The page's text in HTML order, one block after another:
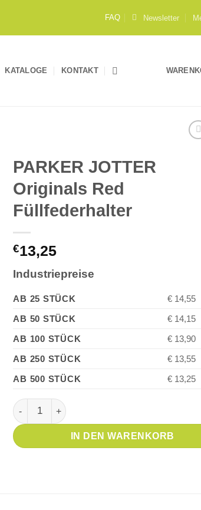
FAQ Newsletter
KATALOGE KONTAKT
PARKER JOTTER
Originals Red
Füllfederhalter
€13,25
Industriepreise
AB 25 STÜCK
€ 14,55
AB 50 STÜCK
€ 14,15
AB 100 STÜCK
€ 13,90
AB 250 STÜCK
€ 13,55
AB 500 STÜCK
€ 13,25
PARKER JOTTER Originals Red
IN DEN WARENKORB